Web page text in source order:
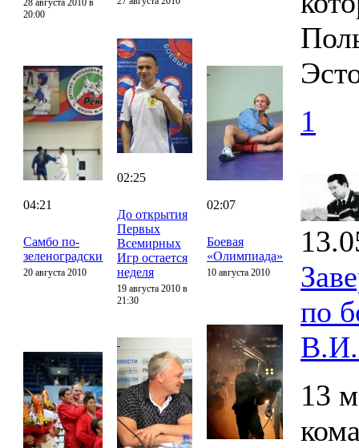
28 августа 2010 в
20:00
04:21
Самбо по-
зеленоградски
20 августа 2010
02:25
До открытия
Первых
Всемирных
Игр остается
неделя
19 августа 2010 в
21:30
02:07
Боевая
«Олимпиада»
10 августа 2010
1
по
13